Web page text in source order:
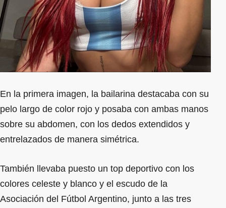
En la primera imagen, la bailarina destacaba con su
pelo largo de color rojo y posaba con ambas manos
sobre su abdomen, con los dedos extendidos y
entrelazados de manera simétrica.
También llevaba puesto un top deportivo con los
colores celeste y blanco y el escudo de la
Asociación del Fútbol Argentino, junto a las tres